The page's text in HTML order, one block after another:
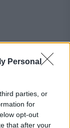
Personal
parties, or
for
opt-out
that after your